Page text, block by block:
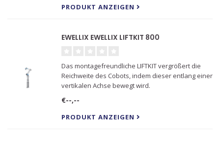
PRODUKT ANZEIGEN
EWELLIX EWELLIX LIFTKIT 800
Das montagefreundliche LIFTKIT vergrößert die
Reichweite des Cobots, indem dieser entlang einer
vertikalen Achse bewegt wird.
€--,--
PRODUKT ANZEIGEN